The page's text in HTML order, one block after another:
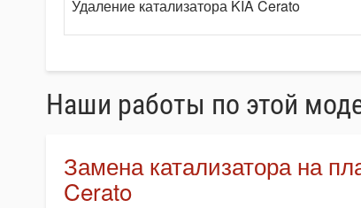
Удаление катализатора KIA Cerato
Наши работы по этой
Замена катализатора на
Cerato